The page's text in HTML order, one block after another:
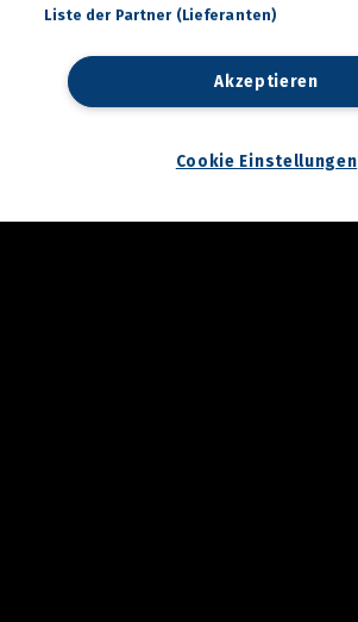
Spatenstich für den
Seiersberg
Zukunftstag 2026 der
Steiermark-Frühling in
Liste der Partner (Lieferanten)
Akzeptieren
Cookie Einstellungen